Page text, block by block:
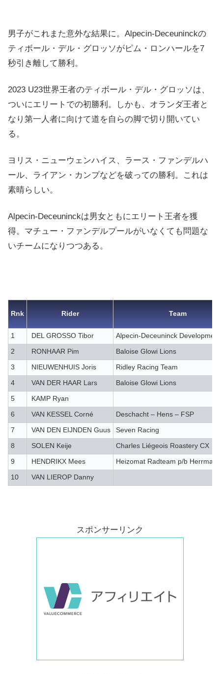
男子がこれまた意外な結果に。Alpecin-Deceuninckの
ティボール・デル・グロッソがピム・ロンハールを7
秒引き離して勝利。
2023 U23世界王者のティボール・デル・グロッソは、
ついにエリートでの初勝利。しかも、オランダ王者と
なり第一人者に向けて道を自らの脚で切り開いてい
る。
ヨリス・ニューウェンハイス、ラース・ファンデルハ
ール、ライアン・カンプなどを破っての勝利。これは
素晴らしい。
Alpecin-Deceuninckは男女ともにエリート王者を獲
得。マチュー・ファンデルプールがいなくても問題な
いチームになりつつある。
Rnk Rider Team
1 DEL GROSSO Tibor Alpecin-Deceuninck
2 RONHAAR Pim Baloise Glowi Lions
3 NIEUWENHUIS Joris Ridley Racing Team
4 VAN DER HAAR Lars Baloise Glowi Lions
5 KAMP Ryan
6 VAN KESSEL Corné Deschacht – Hens – FSP
7 VAN DEN EIJNDEN Guus Seven Racing
8 SOLEN Keije Charles Liégeois Roastery CX
9 HENDRIKX Mees Heizomat Radteam p/b
10 VAN LIEROP Danny
スポンサーリンク